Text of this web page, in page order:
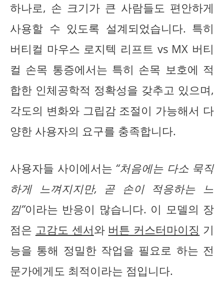
하나로, 손 크기가 큰 사람들도 편안하게
사용할 수 있도록 설계되었습니다. 특히
버티컬 마우스 로지텍 리프트 vs MX 버티
컬 손목 통증에서는 특히 손목 보호에 적
합한 인체공학적 정확성을 갖추고 있으며,
각도의 변화와 그립감 조절이 가능해서 다
양한 사용자의 요구를 충족합니다.
사용자들 사이에서는 “처음에는 다소 묵직
하게 느껴지지만, 곧 손이 적응하는 느
낌”이라는 반응이 많습니다. 이 모델의 장
점은 고감도 센서와 버튼 커스터마이징 기
능을 통해 정밀한 작업을 필요로 하는 전
문가에게도 최적이라는 점입니다.